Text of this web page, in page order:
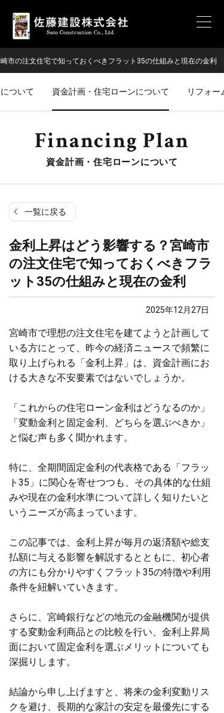
市の注文住宅で知っておくべきフラット35の仕組みと現在の金利
ついて 資金計画・住宅ローンについて リフォー
Financing Plan
資金計画・住宅ローンについて
一覧に戻る
金利上昇はどう影響する？宮崎市
の注文住宅で知っておくべきフラ
ット35の仕組みと現在の金利
2025年12月27日
宮崎市で理想の注文住宅を建てようと計画して
いる方にとって、昨今の経済ニュースで頻繁に
取り上げられる「金利上昇」は、資金計画にお
ける大きな不安要素ではないでしょうか。
「これからの住宅ローン金利はどうなるのか」
「変動金利と固定金利、どちらを選ぶべきか」
と悩む声も多く聞かれます。
特に、全期間固定金利の代表格である「フラッ
ト35」に関心を寄せつつも、その具体的な仕組
みや現在の金利水準について詳しく知りたいと
いうニーズが高まっています。
この記事では、金利上昇が毎月の返済額や総支
払額に与える影響を解説するとともに、初心者
の方にも分かりやすくフラット35の特徴や利用
条件を紐解いていきます。
さらに、宮崎銀行などの地元の金融機関が提供
する変動金利商品との比較を行い、金利上昇局
面において固定金利を選ぶメリットについても
深掘りします。
結論から申し上げますと、将来の金利変動リス
クを避け、長期的な家計の安定を最優先にする